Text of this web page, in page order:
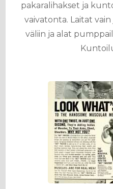
pakaralihakset ja
vaivatonta. Laitat
väliin ja alat